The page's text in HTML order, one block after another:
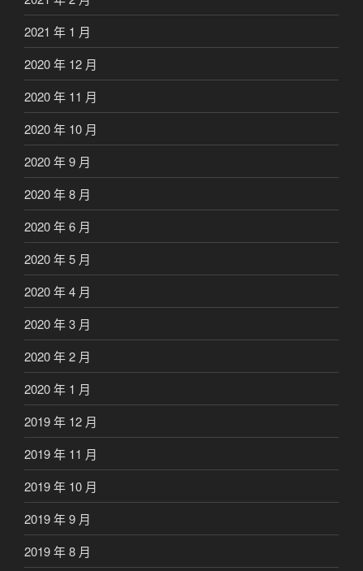
2021 年 1 月
2020 年 12 月
2020 年 11 月
2020 年 10 月
2020 年 9 月
2020 年 8 月
2020 年 6 月
2020 年 5 月
2020 年 4 月
2020 年 3 月
2020 年 2 月
2020 年 1 月
2019 年 12 月
2019 年 11 月
2019 年 10 月
2019 年 9 月
2019 年 8 月